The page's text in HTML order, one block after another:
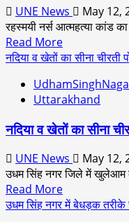
100
अंक
सुनने
के
साथ
किया
निर्माणाधीन
मंदिर
का
निरीक्षण
UNE News
May 12,
रहस्मयी नर्स आत्महत्या कांड
Read MoreRead
more
रहस्मयी
नर्स
आत्महत्या
कांड
हैरान
करने
वाला
खुलासा”
नदिया व खेतों का सीना
Uttarakhand
नदिया व खेतों का सीना
UNE News
May 12,
उधम सिंह नगर जिले में खुलेआम
Read MoreRead
more
उधम सिंह नगर में बेधड़क तरीके